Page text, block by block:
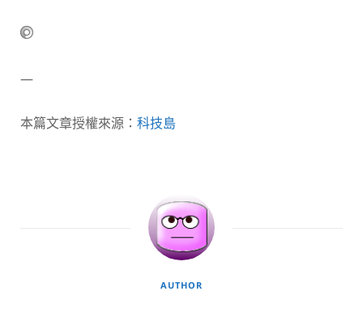
—
本篇文章授權來源： 科技島
AUTHOR